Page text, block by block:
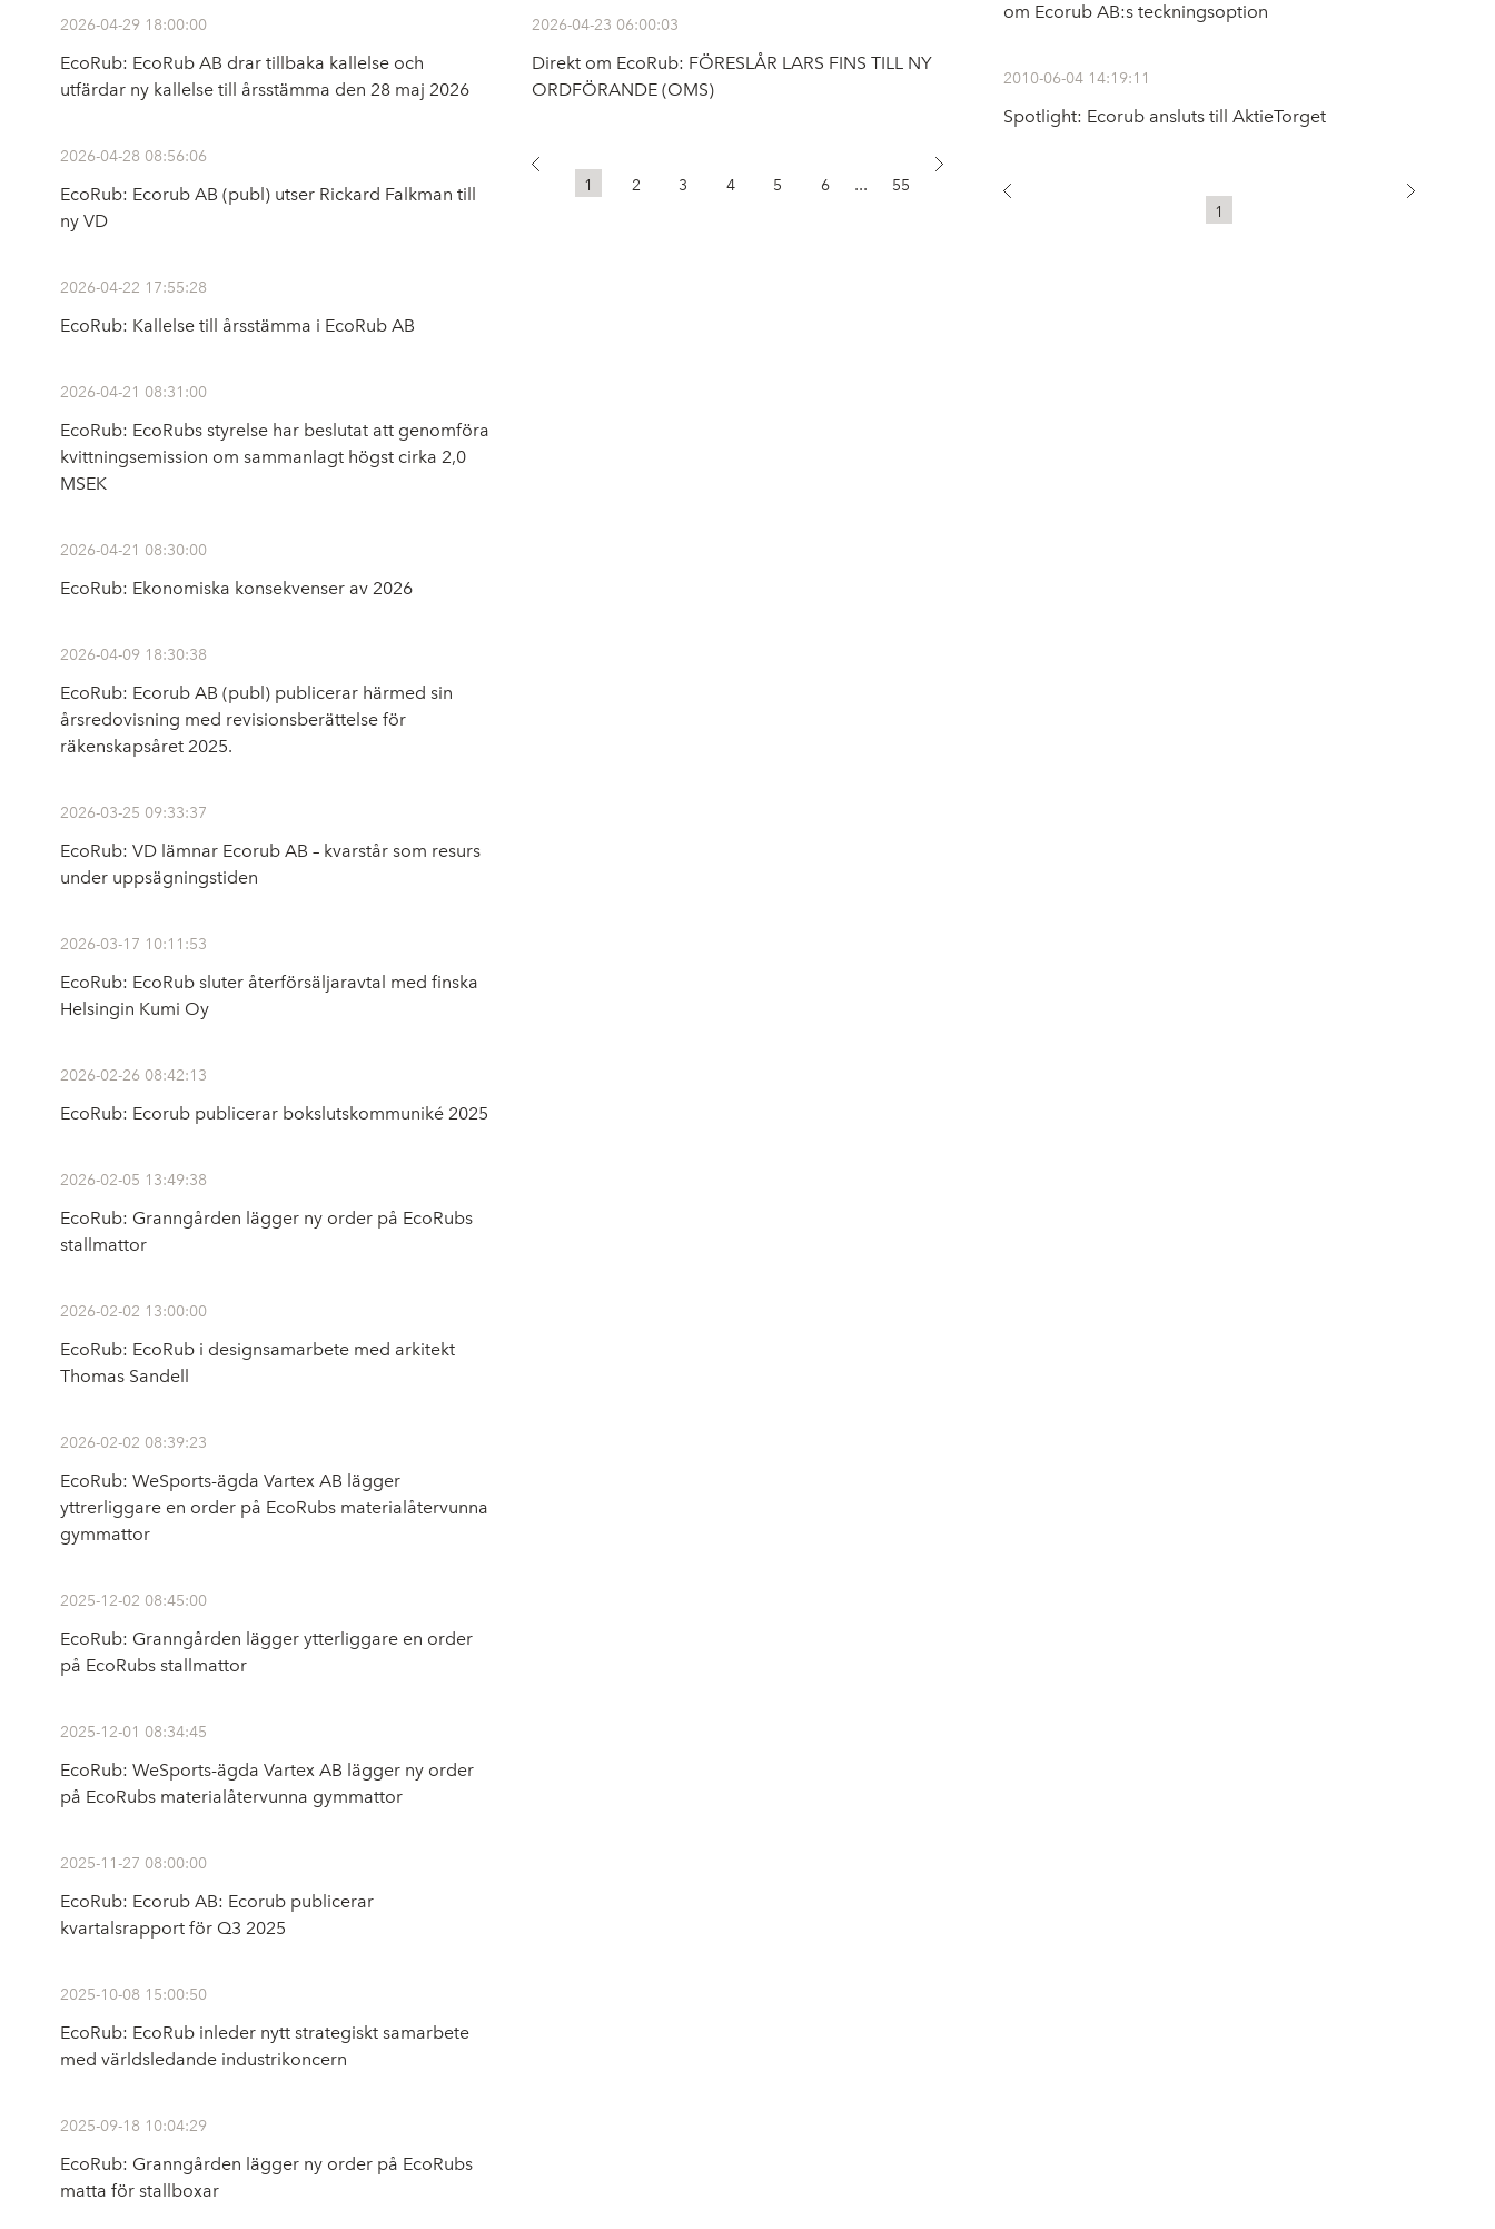
2026-04-29 18:00:00
EcoRub: EcoRub AB drar tillbaka kallelse och
utfärdar ny kallelse till årsstämma den 28 maj 2026
2026-04-28 08:56:06
EcoRub: Ecorub AB (publ) utser Rickard Falkman till
ny VD
2026-04-22 17:55:28
EcoRub: Kallelse till årsstämma i EcoRub AB
2026-04-21 08:31:00
EcoRub: EcoRubs styrelse har beslutat att genomföra
kvittningsemission om sammanlagt högst cirka 2,0
MSEK
2026-04-21 08:30:00
EcoRub: Ekonomiska konsekvenser av 2026
2026-04-09 18:30:38
EcoRub: Ecorub AB (publ) publicerar härmed sin
årsredovisning med revisionsberättelse för
räkenskapsåret 2025.
2026-03-25 09:33:37
EcoRub: VD lämnar Ecorub AB – kvarstår som resurs
under uppsägningstiden
2026-03-17 10:11:53
EcoRub: EcoRub sluter återförsäljaravtal med finska
Helsingin Kumi Oy
2026-02-26 08:42:13
EcoRub: Ecorub publicerar bokslutskommuniké 2025
2026-02-05 13:49:38
EcoRub: Granngården lägger ny order på EcoRubs
stallmattor
2026-02-02 13:00:00
EcoRub: EcoRub i designsamarbete med arkitekt
Thomas Sandell
2026-02-02 08:39:23
EcoRub: WeSports-ägda Vartex AB lägger
yttrerliggare en order på EcoRubs materialåtervunna
gymmattor
2025-12-02 08:45:00
EcoRub: Granngården lägger ytterliggare en order
på EcoRubs stallmattor
2025-12-01 08:34:45
EcoRub: WeSports-ägda Vartex AB lägger ny order
på EcoRubs materialåtervunna gymmattor
2025-11-27 08:00:00
EcoRub: Ecorub AB: Ecorub publicerar
kvartalsrapport för Q3 2025
2025-10-08 15:00:50
EcoRub: EcoRub inleder nytt strategiskt samarbete
med världsledande industrikoncern
2025-09-18 10:04:29
EcoRub: Granngården lägger ny order på EcoRubs
matta för stallboxar
2026-04-23 06:00:03
Direkt om EcoRub: FÖRESLÅR LARS FINS TILL NY
ORDFÖRANDE (OMS)
1 2 3 4 5 6 ... 55
om Ecorub AB:s teckningsoption
2010-06-04 14:19:11
Spotlight: Ecorub ansluts till AktieTorget
1